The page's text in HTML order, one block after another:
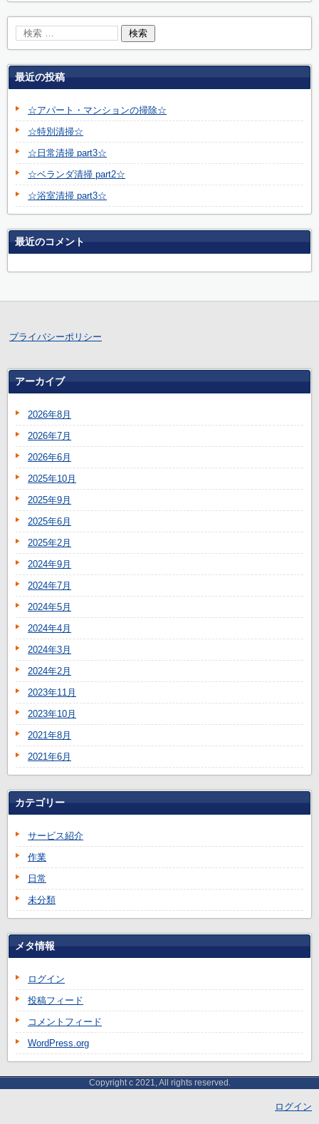
最近の投稿
☆アパート・マンションの掃除☆
☆特別清掃☆
☆日常清掃 part3☆
☆ベランダ清掃 part2☆
☆浴室清掃 part3☆
最近のコメント
プライバシーポリシー
アーカイブ
2026年8月
2026年7月
2026年6月
2025年10月
2025年9月
2025年6月
2025年2月
2024年9月
2024年7月
2024年5月
2024年4月
2024年3月
2024年2月
2023年11月
2023年10月
2021年8月
2021年6月
カテゴリー
サービス紹介
作業
日常
未分類
メタ情報
ログイン
投稿フィード
コメントフィード
WordPress.org
Copyright c 2021, All rights reserved.
ログイン